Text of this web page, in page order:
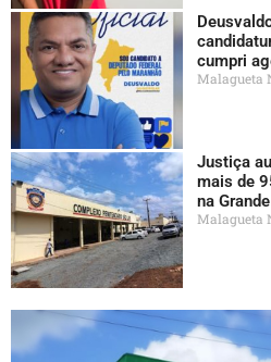
cumpri
Malagueta
Justiça
mais de
na
Malagueta